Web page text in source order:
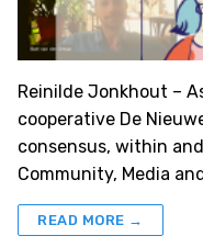
Reinilde Jonkhout –
cooperative De
consensus, within
Community, Media
READ MORE →